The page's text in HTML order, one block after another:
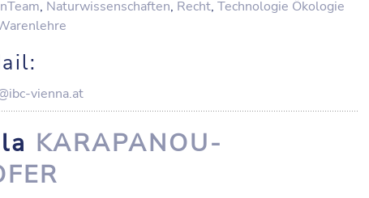
, Naturwissenschaften, Recht, Technologie Ökologie
vienna.at
KARAPANOU-